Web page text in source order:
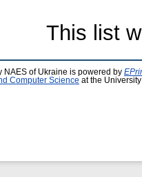
This list
NAES of Ukraine is powered by
Computer Science at the